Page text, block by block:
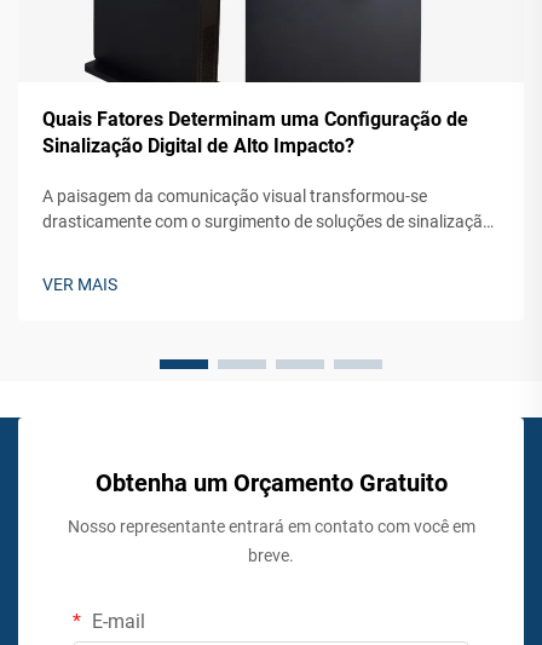
Quais Fatores Determinam uma Configuração de
Sinalização Digital de Alto Impacto?
A paisagem da comunicação visual transformou-se
drasticamente com o surgimento de soluções de sinalização
VER MAIS
Obtenha um Orçamento Gratuito
Nosso representante entrará em contato com você em
breve.
E-mail